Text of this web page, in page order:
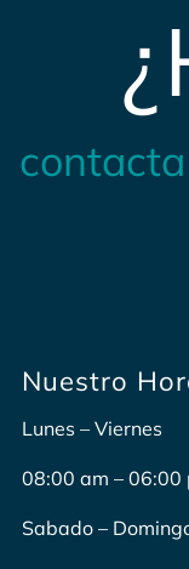
Nuestro
Lunes – Viernes
08:00 am – 06:00
Sabado –